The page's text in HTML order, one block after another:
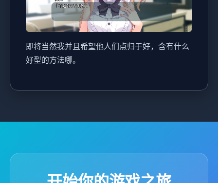
即将当然我并且希望他人们点归于好，含有什么
好型的方法哪。